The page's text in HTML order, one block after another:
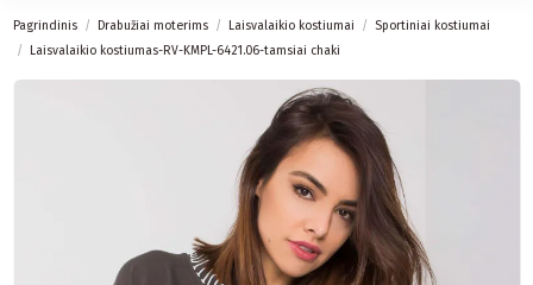
Pagrindinis Drabužiai moterims Laisvalaikio kostiumai
Sportiniai kostiumai
Laisvalaikio kostiumas-RV-KMPL-6421.06-tamsiai chaki